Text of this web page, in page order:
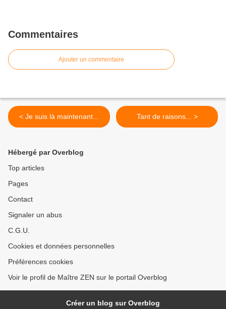
Commentaires
Ajouter un commentaire
< Je suis là maintenant... Tant de raisons... >
Hébergé par Overblog
Top articles
Pages
Contact
Signaler un abus
C.G.U.
Cookies et données personnelles
Préférences cookies
Voir le profil de Maître ZEN sur le portail Overblog
Créer un blog sur Overblog